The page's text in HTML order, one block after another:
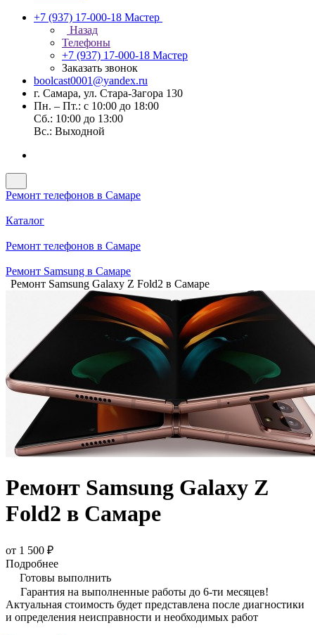
+7 (937) 17-000-18 Мастер
Назад
Телефоны
+7 (937) 17-000-18 Мастер
Заказать звонок
boolcast0001@yandex.ru
г. Самара, ул. Стара-Загора 130
Пн. – Пт.: с 10:00 до 18:00
Сб.: 10:00 до 13:00
Вс.: Выходной
Ремонт телефонов в Самаре
Каталог
Ремонт телефонов в Самаре
Ремонт Samsung в Самаре
Ремонт Samsung Galaxy Z Fold2 в Самаре
Ремонт Samsung Galaxy Z
Fold2 в Самаре
от 1 500 ₽
Подробнее
Готовы выполнить
Гарантия на выполненные работы до 6-ти месяцев!
Актуальная стоимость будет представлена после диагностики
и определения неисправности и необходимых работ